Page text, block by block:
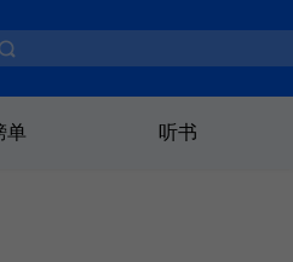
单 听书